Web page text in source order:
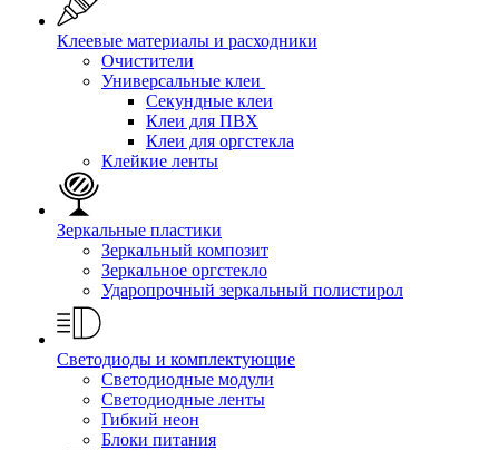
Клеевые материалы и расходники
Очистители
Универсальные клеи
Секундные клеи
Клеи для ПВХ
Клеи для оргстекла
Клейкие ленты
Зеркальные пластики
Зеркальный композит
Зеркальное оргстекло
Ударопрочный зеркальный полистирол
Светодиоды и комплектующие
Светодиодные модули
Светодиодные ленты
Гибкий неон
Блоки питания